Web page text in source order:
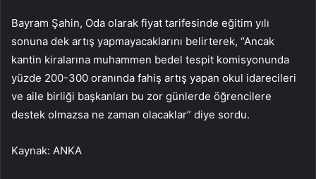
Bayram Şahin, Oda olarak fiyat tarifesinde eğitim yılı
sonuna dek artış yapmayacaklarını belirterek, “Ancak
kantin kiralarına muhammen bedel tespit komisyonunda
yüzde 200-300 oranında fahiş artış yapan okul idarecileri
ve aile birliği başkanları bu zor günlerde öğrencilere
destek olmazsa ne zaman olacaklar” diye sordu.
Kaynak: ANKA